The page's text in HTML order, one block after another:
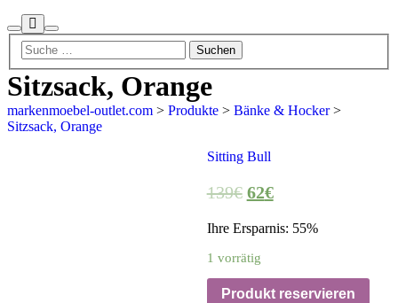
Suchen
Mehr
InfoHauptmenü
Sitzsack, Orange
markenmoebel-outlet.com > Produkte > Bänke & Hocker>
Sitzsack, Orange
Sitting Bull
139€ 62€
Ihre Ersparnis: 55%
1 vorrätig
Produkt reservieren